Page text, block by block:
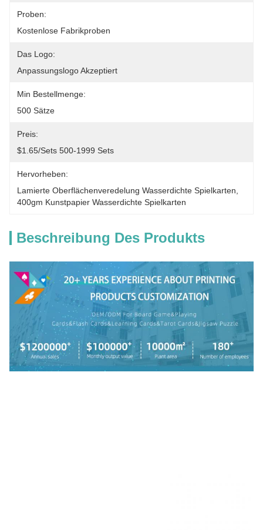
Proben:
Kostenlose Fabrikproben
Das Logo:
Anpassungslogo Akzeptiert
Min Bestellmenge:
500 Sätze
Preis:
$1.65/sets 500-1999 Sets
Hervorheben:
Lamierte Oberflächenveredelung Wasserdichte Spielkarten
400gm Kunstpapier Wasserdichte Spielkarten
Beschreibung Des Produkts